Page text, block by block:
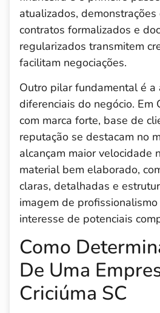
atualizados,
contratos formalizados e
regularizados transmitem
facilitam negociações.
Outro pilar fundamental é a
diferenciais do negócio. Em
com marca forte, base de
reputação se destacam no
alcançam maior velocidade
material bem elaborado,
claras, detalhadas e
imagem de
interesse de potenciais
Como
De Uma
Criciúma SC